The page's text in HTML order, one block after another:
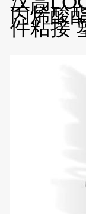
丙烯酸
件粘接